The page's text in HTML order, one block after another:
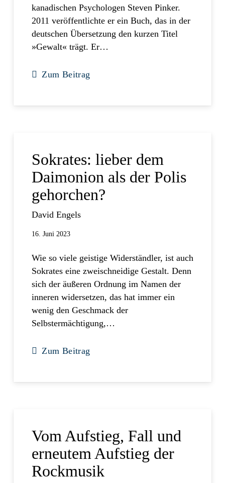
kanadischen Psychologen Steven Pinker.
2011 veröffentlichte er ein Buch, das in der
deutschen Übersetzung den kurzen Titel
»Gewalt« trägt. Er…
Zum Beitrag
Sokrates: lieber dem
Daimonion als der Polis
gehorchen?
David Engels
16. Juni 2023
Wie so viele geistige Widerständler, ist auch
Sokrates eine zweischneidige Gestalt. Denn
sich der äußeren Ordnung im Namen der
inneren widersetzen, das hat immer ein
wenig den Geschmack der
Selbstermächtigung,…
Zum Beitrag
Vom Aufstieg, Fall und
erneutem Aufstieg der
Rockmusik